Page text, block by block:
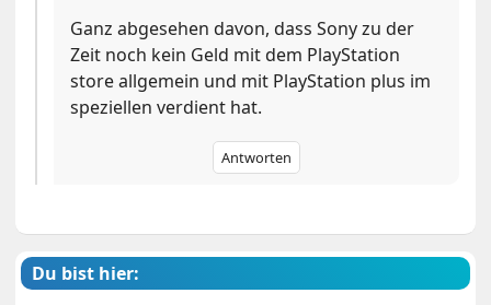
Ganz abgesehen davon, dass Sony zu der
Zeit noch kein Geld mit dem PlayStation
store allgemein und mit PlayStation plus im
speziellen verdient hat.
Antworten
Du bist hier: